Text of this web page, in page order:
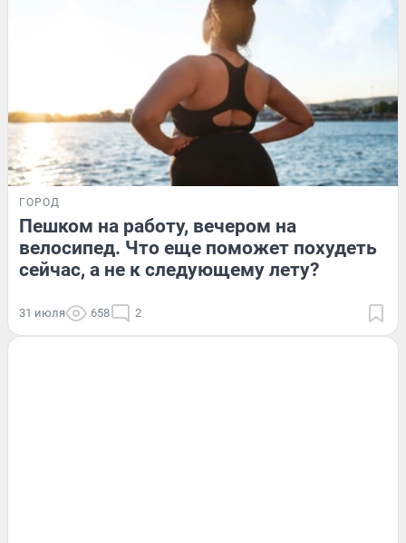
ГОРОД
Пешком на работу, вечером на
велосипед. Что еще поможет похудеть
сейчас, а не к следующему лету?
31 июля 658 2